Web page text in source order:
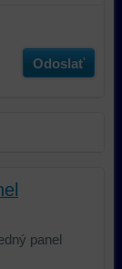
Odoslať
panel